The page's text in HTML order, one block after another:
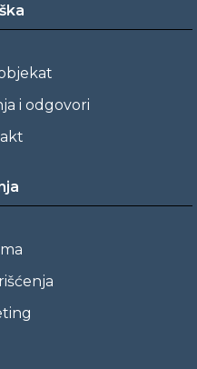
i odgovori